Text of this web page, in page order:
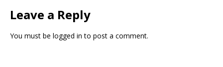
Leave a Reply
You must be logged in to post a comment.